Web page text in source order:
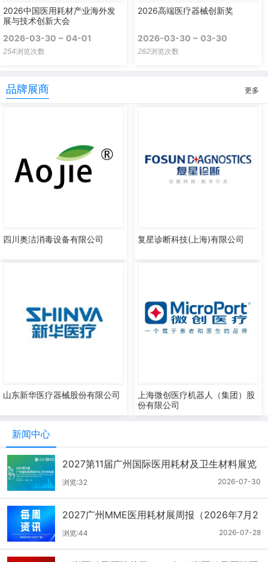
2026中国医用耗材产业海外发
展与技术创新大会
2026-03-30 ~ 04-01
254浏览次数
2026高端医疗器械创新奖
2026-03-30 ~ 03-30
262浏览次数
品牌展商 更多
四川奥洁消毒设备有限公司 复星诊断科技(上海)有限公司
山东新华医疗器械股份有限公司
上海微创医疗机器人（集团）股
份有限公司
新闻中心
2027第11届广州国际医用耗材及卫生材料展览
会（2026.7.21-7.27周报）
2026-07-30
浏览:32
2027广州MME医用耗材展周报（2026年7月2
1-27日）
2026-07-28
浏览:44